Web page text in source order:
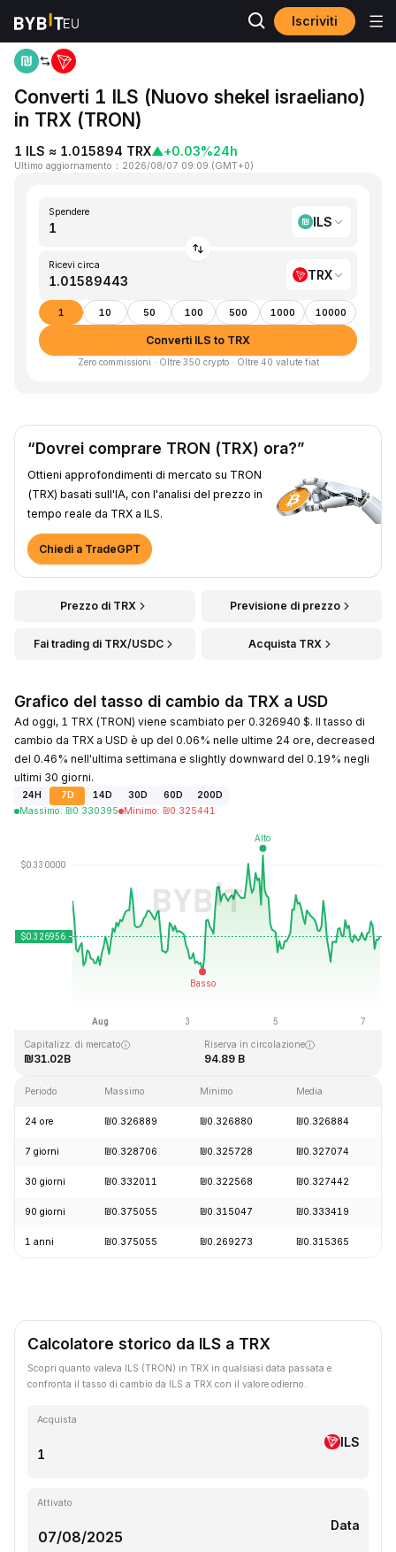
Iscriviti
Home ILS to TRX
Converti 1 ILS (Nuovo shekel israeliano)
in TRX (TRON)
1 ILS ≈ 1.015894 TRX▲+0.03%24h
Ultimo aggiornamento ： 2026/08/07 09:09 (GMT+0)
Spendere
ILS
Ricevi circa
TRX
1 10 50 100 500 1000 10000
Converti ILS to TRX
Zero commissioni · Oltre 350 crypto · Oltre 40 valute fiat
“Dovrei comprare TRON (TRX) ora?”
Ottieni approfondimenti di mercato su TRON
(TRX) basati sull'IA, con l'analisi del prezzo in
tempo reale da TRX a ILS.
Chiedi a TradeGPT
Prezzo di TRX Previsione di prezzo
Fai trading di TRX/USDC Acquista TRX
Grafico del tasso di cambio da TRX a USD
Ad oggi, 1 TRX (TRON) viene scambiato per 0.326940 $. Il tasso di
cambio da TRX a USD è up del 0.06% nelle ultime 24 ore, decreased
del 0.46% nell'ultima settimana e slightly downward del 0.19% negli
ultimi 30 giorni.
24H 7D 14D 30D 60D
200D
Massimo: ₪0.330395 Minimo: ₪0.325441
Ultimo aggiornamento: 2026-08-07, 09:09 GMT+0
Capitalizz. di mercato
₪31.02B
Riserva in circolazione
94.89 B
Periodo Massimo Minimo Media
24 ore ₪0.326889 ₪0.326880 ₪0.326884
7 giorni ₪0.328706 ₪0.325728 ₪0.327074
30 giorni ₪0.332011 ₪0.322568 ₪0.327442
90 giorni ₪0.375055 ₪0.315047 ₪0.333419
1 anni ₪0.375055 ₪0.269273 ₪0.315365
Calcolatore storico da ILS a TRX
Scopri quanto valeva ILS (TRON) in TRX in qualsiasi data passata e
confronta il tasso di cambio da ILS a TRX con il valore odierno.
Acquista
ILS
Attivato
Data